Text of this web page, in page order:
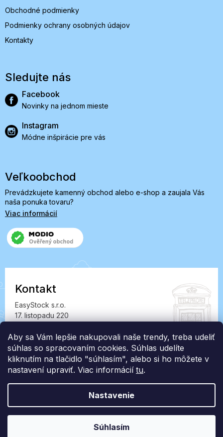
Aby sa Vám lepšie nakupovali naše trendy, treba udeliť
súhlas so spracovaním cookies. Súhlas udelíte
kliknutím na tlačidlo "súhlasím", alebo si ho môžete v
nastavení upraviť. Viac informácií tu.
Nastavenie
Súhlasím
Obchodné podmienky
Podmienky ochrany osobných údajov
Kontakty
Sledujte nás
Facebook
Novinky na jednom mieste
Instagram
Módne inšpirácie pre vás
Veľkoobchod
Prevádzkujete kamenný obchod alebo e-shop a zaujala Vás
naša ponuka tovaru?
Viac informácií
Kontakt
EasyStock s.r.o.
17. listopadu 220
IČ: 07727402, DIČ: CZ07727402
info@londonclub.sk